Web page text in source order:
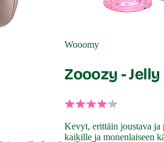
Wooomy
Zooozy -
Kevyt, erittäin joustava
kaikille ja monenlaiseen